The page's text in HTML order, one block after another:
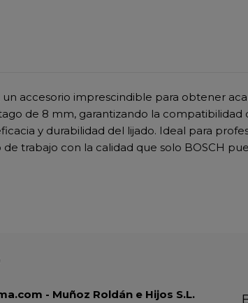
accesorio imprescindible para obtener
de 8 mm, garantizando la
y durabilidad del lijado. Ideal para
trabajo con la calidad que solo BOSCH
- Muñoz Roldán e Hijos S.L.